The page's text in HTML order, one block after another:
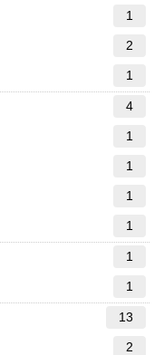
1
2
1
4
1
1
1
1
1
1
13
2